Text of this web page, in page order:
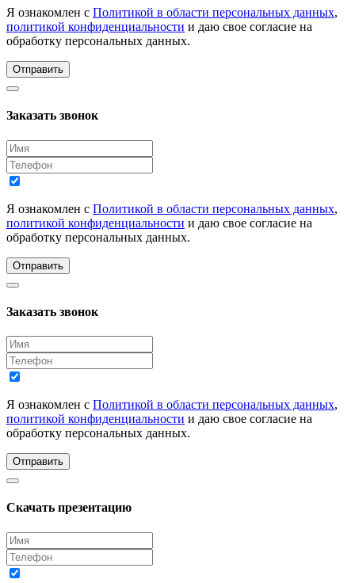
Я ознакомлен с Политикой в области персональных данных,
политикой конфиденциальности и даю свое согласие на
обработку персональных данных.
Отправить
Заказать звонок
Я ознакомлен с Политикой в области персональных данных,
политикой конфиденциальности и даю свое согласие на
обработку персональных данных.
Отправить
Заказать звонок
Я ознакомлен с Политикой в области персональных данных,
политикой конфиденциальности и даю свое согласие на
обработку персональных данных.
Отправить
Скачать презентацию